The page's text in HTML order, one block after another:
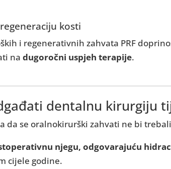
kosti
i regenerativnih zahvata PRF
nadugoročni uspjeh terapije.
dentalnu kirurgiju
da se oralnokirurški zahvati ne bi
njegu, odgovarajuću
cijele godine.